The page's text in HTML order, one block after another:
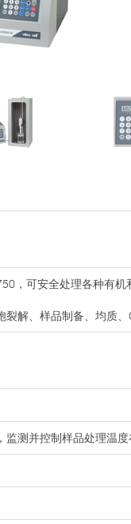
，可安全处理各种有
裂解、样品制备、均质
监测并控制样品处理温